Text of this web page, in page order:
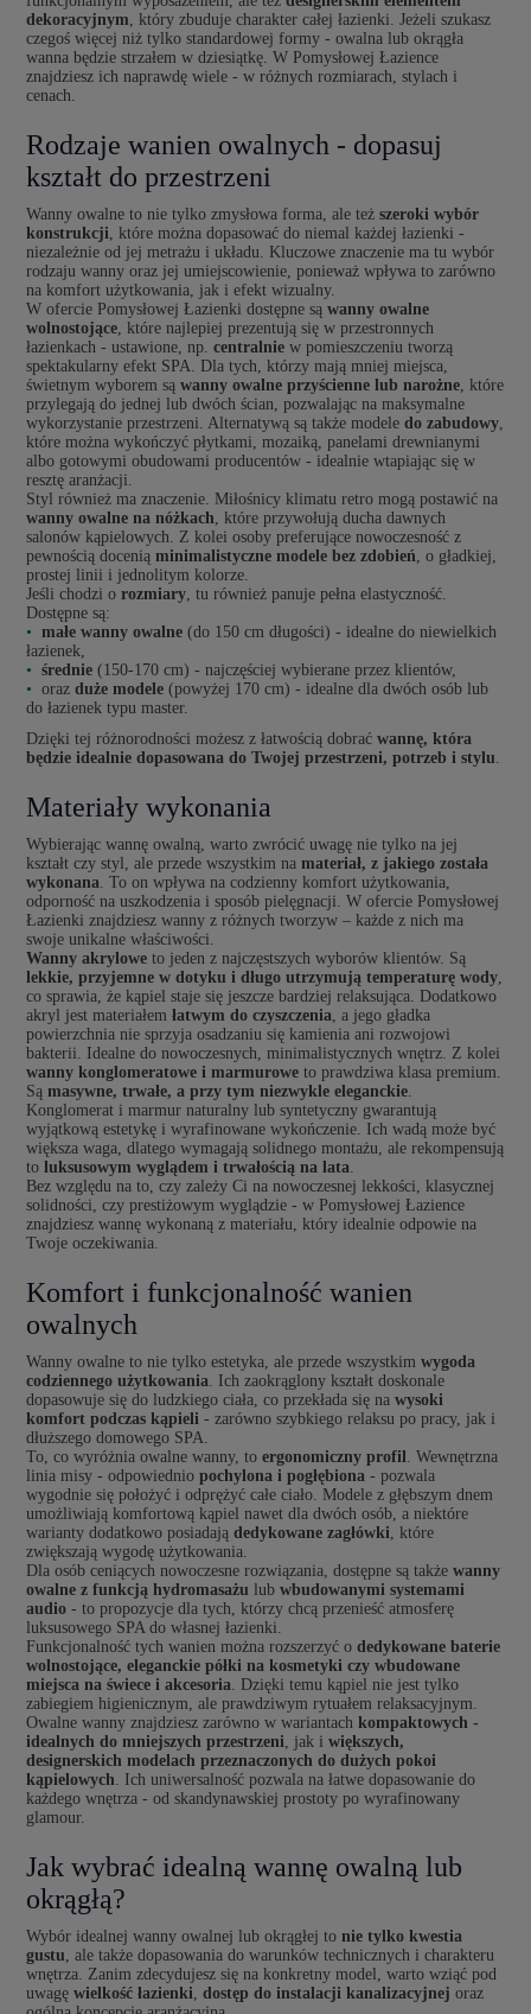
dekoracyjnym, który zbuduje charakter całej łazienki. Jeżeli szukasz
czegoś więcej niż tylko standardowej formy - owalna lub okrągła
wanna będzie strzałem w dziesiątkę. W Pomysłowej Łazience
znajdziesz ich naprawdę wiele - w różnych rozmiarach, stylach i
cenach.
Rodzaje wanien owalnych - dopasuj
kształt do przestrzeni
Wanny owalne to nie tylko zmysłowa forma, ale teższeroki wybór
konstrukcji, które można dopasować do niemal każdej łazienki -
niezależnie od jej metrażu i układu. Kluczowe znaczenie ma tu wybór
rodzaju wanny oraz jej umiejscowienie, ponieważ wpływa to zarówno
na komfort użytkowania, jak i efekt wizualny.
W ofercie Pomysłowej Łazienki dostępne sąwanny owalne
wolnostojące, które najlepiej prezentują się w przestronnych
łazienkach - ustawione, np.centralnie w pomieszczeniu tworzą
spektakularny efekt SPA. Dla tych, którzy mają mniej miejsca,
świetnym wyborem sąwanny owalne przyścienne lub narożne, które
przylegają do jednej lub dwóch ścian, pozwalając na maksymalne
wykorzystanie przestrzeni. Alternatywą są także modeledo zabudowy,
które można wykończyć płytkami, mozaiką, panelami drewnianymi
albo gotowymi obudowami producentów - idealnie wtapiając się w
resztę aranżacji.
Styl również ma znaczenie. Miłośnicy klimatu retro mogą postawić na
wanny owalne na nóżkach, które przywołują ducha dawnych
salonów kąpielowych. Z kolei osoby preferujące nowoczesność z
pewnością doceniąminimalistyczne modele bez zdobień, o gładkiej,
prostej linii i jednolitym kolorze.
Jeśli chodzi orozmiary, tu również panuje pełna elastyczność.
Dostępne są:
małe wanny owalne (do 150 cm długości) - idealne do niewielkich
łazienek,
średnie (150-170 cm) - najczęściej wybierane przez klientów,
orazduże modele (powyżej 170 cm) - idealne dla dwóch osób lub
do łazienek typu master.
Dzięki tej różnorodności możesz z łatwością dobraćwannę, która
będzie idealnie dopasowana do Twojej przestrzeni, potrzeb i stylu.
Materiały wykonania
Wybierając wannę owalną, warto zwrócić uwagę nie tylko na jej
kształt czy styl, ale przede wszystkim namateriał, z jakiego została
wykonana. To on wpływa na codzienny komfort użytkowania,
odporność na uszkodzenia i sposób pielęgnacji. W ofercie Pomysłowej
Łazienki znajdziesz wanny z różnych tworzyw – każde z nich ma
swoje unikalne właściwości.
Wanny akrylowe to jeden z najczęstszych wyborów klientów. Są
lekkie, przyjemne w dotyku i długo utrzymują temperaturę wody,
co sprawia, że kąpiel staje się jeszcze bardziej relaksująca. Dodatkowo
akryl jest materiałemłatwym do czyszczenia, a jego gładka
powierzchnia nie sprzyja osadzaniu się kamienia ani rozwojowi
bakterii. Idealne do nowoczesnych, minimalistycznych wnętrz. Z kolei
wanny konglomeratowe i marmurowe to prawdziwa klasa premium.
Sąmasywne, trwałe, a przy tym niezwykle eleganckie.
Konglomerat i marmur naturalny lub syntetyczny gwarantują
wyjątkową estetykę i wyrafinowane wykończenie. Ich wadą może być
większa waga, dlatego wymagają solidnego montażu, ale rekompensują
toluksusowym wyglądem i trwałością na lata.
Bez względu na to, czy zależy Ci na nowoczesnej lekkości, klasycznej
solidności, czy prestiżowym wyglądzie - w Pomysłowej Łazience
znajdziesz wannę wykonaną z materiału, który idealnie odpowie na
Twoje oczekiwania.
Komfort i funkcjonalność wanien
owalnych
Wanny owalne to nie tylko estetyka, ale przede wszystkimwygoda
codziennego użytkowania. Ich zaokrąglony kształt doskonale
dopasowuje się do ludzkiego ciała, co przekłada się nawysoki
komfort podczas kąpieli - zarówno szybkiego relaksu po pracy, jak i
dłuższego domowego SPA.
To, co wyróżnia owalne wanny, toergonomiczny profil. Wewnętrzna
linia misy - odpowiedniopochylona i pogłębiona - pozwala
wygodnie się położyć i odprężyć całe ciało. Modele z głębszym dnem
umożliwiają komfortową kąpiel nawet dla dwóch osób, a niektóre
warianty dodatkowo posiadajądedykowane zagłówki, które
zwiększają wygodę użytkowania.
Dla osób ceniących nowoczesne rozwiązania, dostępne są takżewanny
owalne z funkcją hydromasażu lubwbudowanymi systemami
audio - to propozycje dla tych, którzy chcą przenieść atmosferę
luksusowego SPA do własnej łazienki.
Funkcjonalność tych wanien można rozszerzyć odedykowane baterie
wolnostojące, eleganckie półki na kosmetyki czy wbudowane
miejsca na świece i akcesoria. Dzięki temu kąpiel nie jest tylko
zabiegiem higienicznym, ale prawdziwym rytuałem relaksacyjnym.
Owalne wanny znajdziesz zarówno w wariantachkompaktowych -
idealnych do mniejszych przestrzeni, jak iwiększych,
designerskich modelach przeznaczonych do dużych pokoi
kąpielowych. Ich uniwersalność pozwala na łatwe dopasowanie do
każdego wnętrza - od skandynawskiej prostoty po wyrafinowany
glamour.
Jak wybrać idealną wannę owalną lub
okrągłą?
Wybór idealnej wanny owalnej lub okrągłej tonie tylko kwestia
gustu, ale także dopasowania do warunków technicznych i charakteru
wnętrza. Zanim zdecydujesz się na konkretny model, warto wziąć pod
uwagęwielkość łazienki,dostęp do instalacji kanalizacyjnej oraz